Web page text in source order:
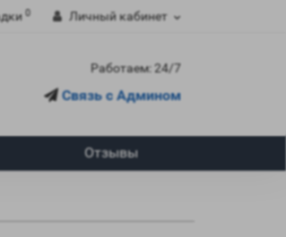
0 Личный кабинет
Работаем: 24/7
Связь с Админом
Отзывы